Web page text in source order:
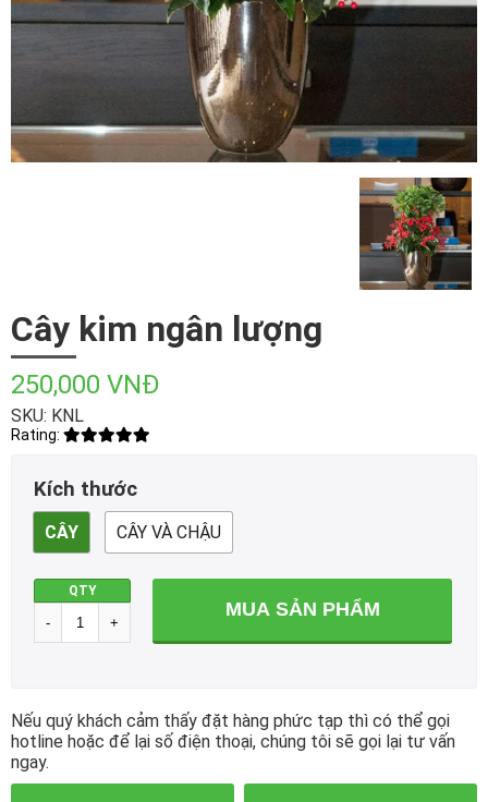
Cây kim ngân lượng
250,000 VNĐ
SKU: KNL
Rating:
Kích thước
CÂY CÂY VÀ CHẬU
QTY
MUA SẢN PHẨM
Nếu quý khách cảm thấy đặt hàng phức tạp thì có thể gọi
hotline hoặc để lại số điện thoại, chúng tôi sẽ gọi lại tư vấn
ngay.